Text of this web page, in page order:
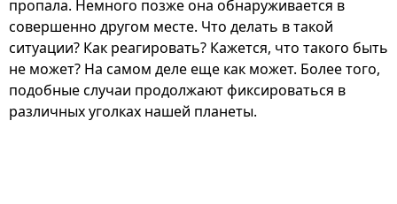
пропала. Немного позже она обнаруживается в
совершенно другом месте. Что делать в такой
ситуации? Как реагировать? Кажется, что такого быть
не может? На самом деле еще как может. Более того,
подобные случаи продолжают фиксироваться в
различных уголках нашей планеты.